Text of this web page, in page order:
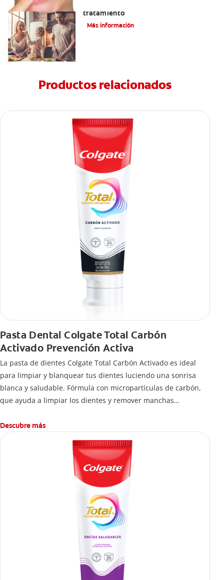
tratamiento
Más información
Productos relacionados
Pasta Dental Colgate Total Carbón
Activado Prevención Activa
La pasta de dientes Colgate Total Carbón Activado es ideal
para limpiar y blanquear tus dientes luciendo una sonrisa
blanca y saludable. Fórmula con micropartículas de carbón,
que ayuda a limpiar los dientes y remover manchas
¿Qué hace el carbón activado en una pasta dental y por qué
se usa para ayudar a remover manchas superficiales?
También encontrarás cómo incluirla en tu rutina, en casa o de
viaje, con tips de cepillado para una sonrisa sana.
Descubre más